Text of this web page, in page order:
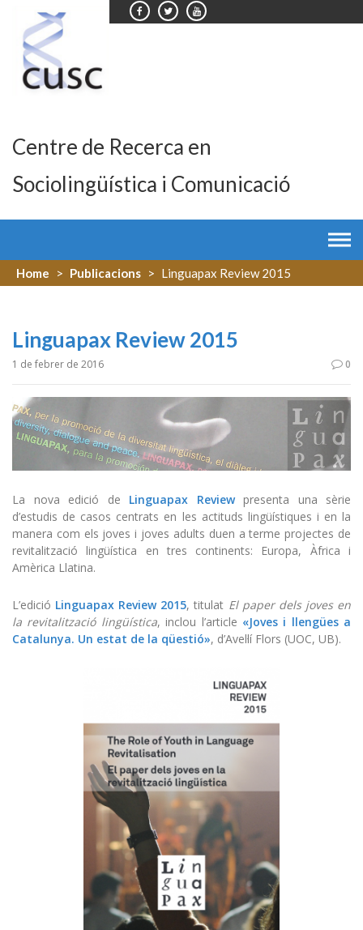
content
Centre de Recerca en
Sociolingüística i Comunicació
Home > Publicacions > Linguapax Review 2015
Linguapax Review 2015
1 de febrer de 2016 0
La nova edició de Linguapax Reviewpresenta una sèrie
d’estudis de casos centrats en les actituds lingüístiques i en la
manera com els joves i joves adults duen a terme projectes de
revitalització lingüística en tres continents: Europa, Àfrica i
Amèrica Llatina.
L’edició Linguapax Review 2015, titulat El paper dels joves en
la revitalització lingüística, inclou l’article «Joves i llengües a
Catalunya. Un estat de la qüestió», d’Avel·lí Flors (UOC, UB).